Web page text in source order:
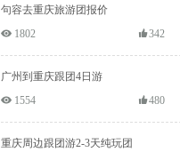
句容去重庆旅游团报价
 1802 342
广州到重庆跟团4日游
 1554 480
重庆周边跟团游2-3天纯玩团